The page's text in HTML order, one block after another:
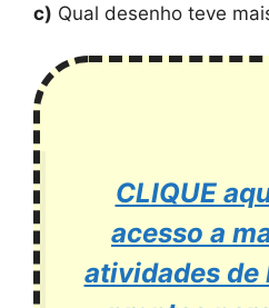
c) Qual desenho teve
CLIQUE
acesso a
atividades de